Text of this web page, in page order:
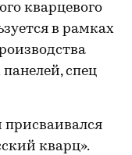
кварцевого
в рамках
спец
присваивался
кварц».